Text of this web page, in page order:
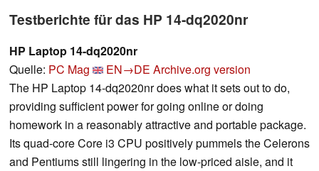
Testberichte für das HP 14-dq2020nr
HP Laptop 14-dq2020nr
Quelle: PC Mag EN→DE Archive.org version
The HP Laptop 14-dq2020nr does what it sets out to do,
providing sufficient power for going online or doing
homework in a reasonably attractive and portable package.
Its quad-core Core i3 CPU positively pummels the Celerons
and Pentiums still lingering in the low-priced aisle, and it